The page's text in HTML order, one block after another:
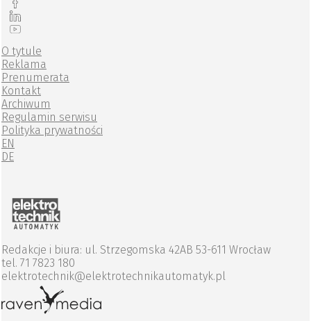
O tytule
Reklama
Prenumerata
Kontakt
Archiwum
Regulamin serwisu
Polityka prywatności
EN
DE
Redakcje i biura: ul. Strzegomska 42AB 53-611 Wrocław
tel. 71 7823 180
elektrotechnik@elektrotechnikautomatyk.pl